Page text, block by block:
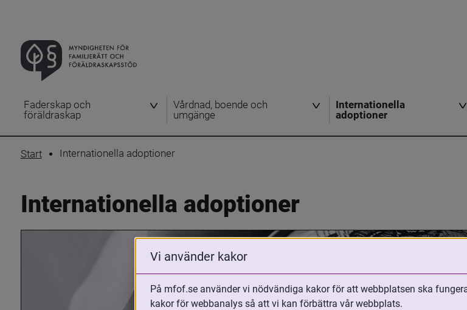
Faderskap och
föräldraskap
Vårdnad, boende och
umgänge
Internationella
adoptioner
Start Internationella adoptioner
Internationella adoptioner
Vi använder kakor
På mfof.se använder vi nödvändiga kakor för att webbplatsen ska
kakor för webbanalys så att vi kan förbättra vår webbplats.